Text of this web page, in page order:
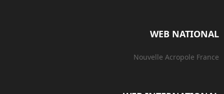
WEB NATIONAL
Nouvelle Acropole France